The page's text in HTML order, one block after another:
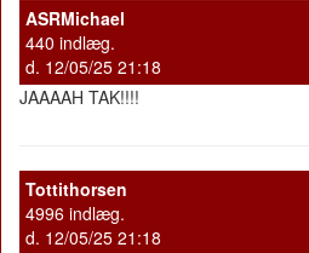
ASRMichael
440 indlæg.
d. 12/05/25 21:18
JAAAAH TAK!!!!
Tottithorsen
4996 indlæg.
d. 12/05/25 21:18